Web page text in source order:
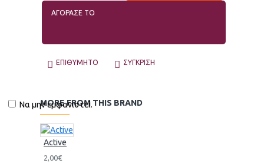
Να μην εμφανιστεί.
ΑΓΟΡΑΣΕ ΤΟ
ΕΠΙΘΥΜΗΤΌ ΣΎΓΚΡΙΣΗ
MORE FROM THIS BRAND
Active
2,00€